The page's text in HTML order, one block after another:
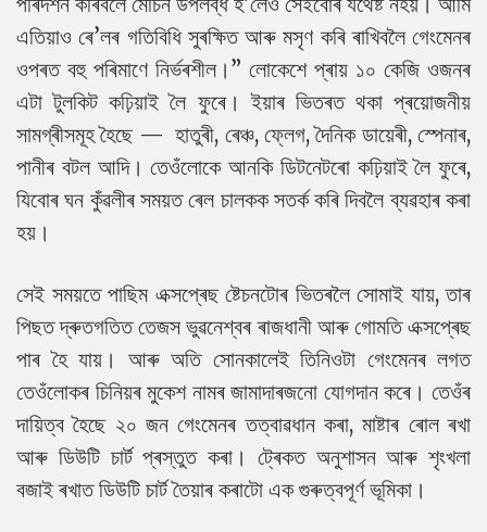
এতিয়াও ৰে’লৰ গতিবিধি সুৰক্ষিত আৰু মসৃণ কৰি ৰাখিবলৈ গেংমেনৰ
ওপৰত বহু পৰিমাণে নিৰ্ভৰশীল।” লোকেশে প্ৰায় ১০ কেজি ওজনৰ
এটা টুলকিট কঢ়িয়াই লৈ ফুৰে। ইয়াৰ ভিতৰত থকা প্ৰয়োজনীয়
সামগ্ৰীসমূহ হৈছে — হাতুৰী, ৰেঞ্চ, ফ্লেগ, দৈনিক ডায়েৰী, স্পেনাৰ,
পানীৰ বটল আদি। তেওঁলোকে আনকি ডিটনেটৰো কঢ়িয়াই লৈ ফুৰে,
যিবোৰ ঘন কুঁৱলীৰ সময়ত ৰেল চালকক সতৰ্ক কৰি দিবলৈ ব্যৱহাৰ কৰা
হয়।
সেই সময়তে পাছিম এক্সপ্ৰেছ ষ্টেচনটোৰ ভিতৰলৈ সোমাই যায়, তাৰ
পিছত দ্ৰুতগতিত তেজস ভুৱনেশ্বৰ ৰাজধানী আৰু গোমতি এক্সপ্ৰেছ
পাৰ হৈ যায়। আৰু অতি সোনকালেই তিনিওটা গেংমেনৰ লগত
তেওঁলোকৰ চিনিয়ৰ মুকেশ নামৰ জামাদাৰজনো যোগদান কৰে। তেওঁৰ
দায়িত্ব হৈছে ২০ জন গেংমেনৰ তত্বাৱধান কৰা, মাষ্টাৰ ৰোল ৰখা
আৰু ডিউটি ​​চাৰ্ট প্ৰস্তুত কৰা। ট্ৰেকত অনুশাসন আৰু শৃংখলা
বজাই ৰখাত ডিউটি চাৰ্ট তৈয়াৰ কৰাটো এক গুৰুত্বপূৰ্ণ ভূমিকা।